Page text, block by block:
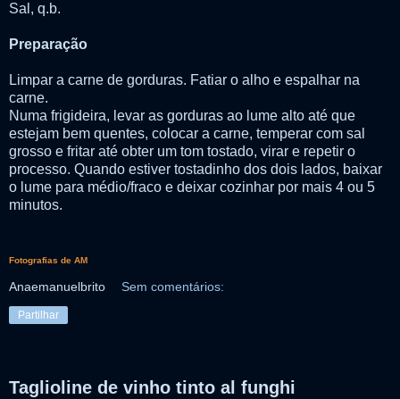
Sal, q.b.
Preparação
Limpar a carne de gorduras. Fatiar o alho e espalhar na
carne.
Numa frigideira, levar as gorduras ao lume alto até que
estejam bem quentes, colocar a carne, temperar com sal
grosso e fritar até obter um tom tostado, virar e repetir o
processo. Quando estiver tostadinho dos dois lados, baixar
o lume para médio/fraco e deixar cozinhar por mais 4 ou 5
minutos.
Fotografias de AM
Anaemanuelbrito Sem comentários:
Partilhar
Taglioline de vinho tinto al funghi